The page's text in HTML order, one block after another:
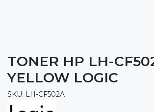
TONER HP LH-
YELLOW LOGIC
SKU: LH-CF502A